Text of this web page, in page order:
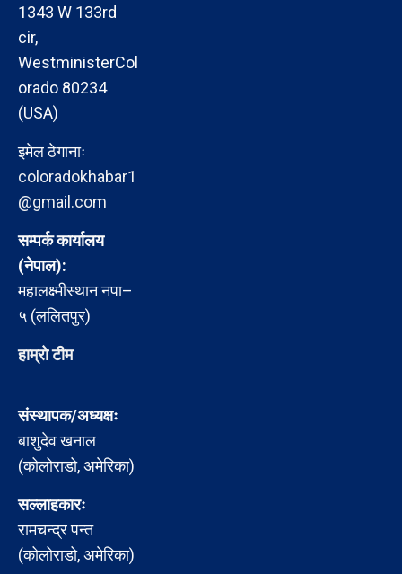
1343 W 133rd
cir,
WestministerCol
orado 80234
(USA)
इमेल ठेगानाः
coloradokhabar1
@gmail.com
सम्पर्क कार्यालय
(नेपाल):
महालक्ष्मीस्थान नपा–
५ (ललितपुर)
हाम्रो टीम
संस्थापक/अध्यक्षः
बाशुदेव खनाल
(कोलोराडो, अमेरिका)
सल्लाहकारः
रामचन्द्र पन्त
(कोलोराडो, अमेरिका)